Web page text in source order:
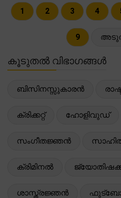
1 2 3 4
9
കൂടുതൽ വിഭാഗങ്ങൾ
ബിസിനസ്സുകാരൻ
ക്രിക്കറ്റ് ഹോളിവുഡ്
സംഗീതജ്ഞൻ
ക്രിമിനൽ
ശാസ്ത്രജ്ഞൻ